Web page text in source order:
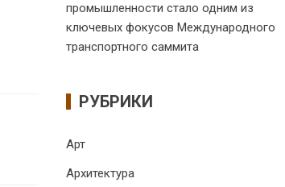
промышленности стало одним из
ключевых фокусов Международного
транспортного саммита
РУБРИКИ
Арт
Архитектура